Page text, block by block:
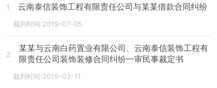
1 云南泰信装饰工程有限责任公司与某某借款合同纠纷
裁判时间:2019-07-05
2
某某与云南白药置业有限公司、云南泰信装饰工程有
限责任公司装饰装修合同纠纷一审民事裁定书
裁判时间:2019-03-11